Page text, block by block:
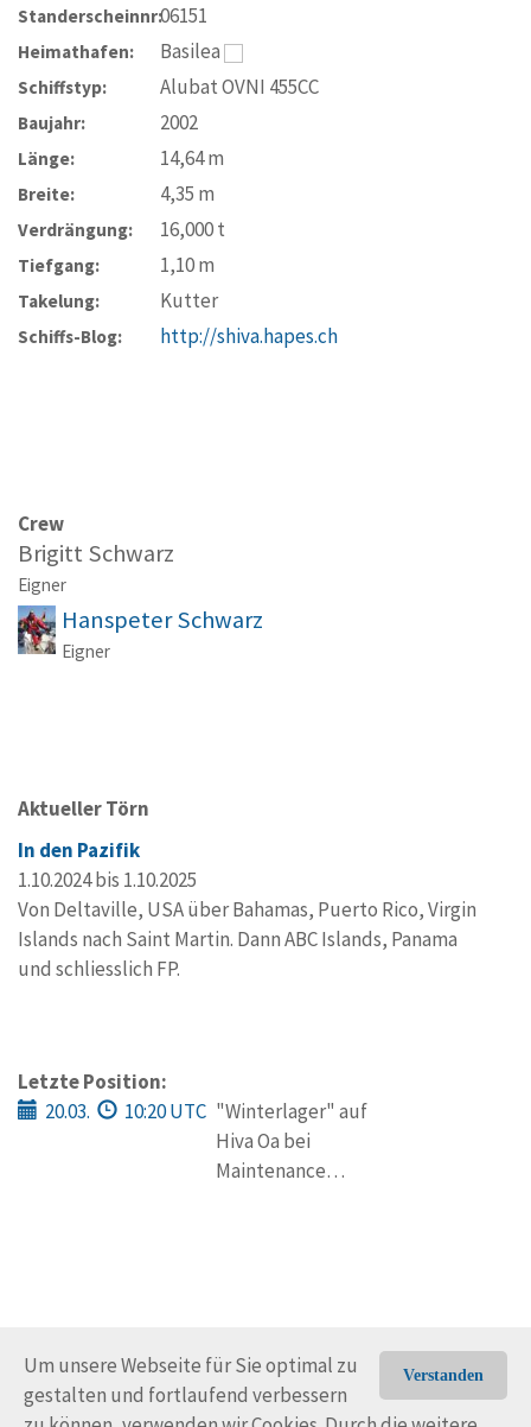
Verstanden
Um unsere Webseite für Sie optimal zu
gestalten und fortlaufend verbessern
Standerscheinnr:06151
Heimathafen: Basilea
Schiffstyp: Alubat OVNI 455CC
Baujahr: 2002
Länge: 14,64m
Breite: 4,35 m
Verdrängung: 16,000t
Tiefgang: 1,10m
Takelung: Kutter
Schiffs-Blog: http://shiva.hapes.ch
Crew
Brigitt Schwarz
Eigner
Hanspeter Schwarz
Eigner
Aktueller Törn
In den Pazifik
1.10.2024 bis 1.10.2025
Von Deltaville, USA über Bahamas, Puerto Rico, Virgin
Islands nach Saint Martin. Dann ABC Islands, Panama
und schliesslich FP.
Letzte Position:
20.03.
10:20 UTC "Winterlager" auf
Hiva Oa bei
Maintenance…
© Trans-Ocean e.V. 2010-2026 Impressum